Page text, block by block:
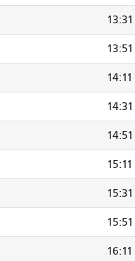
13:31
13:51
14:11
14:31
14:51
15:11
15:31
15:51
16:11